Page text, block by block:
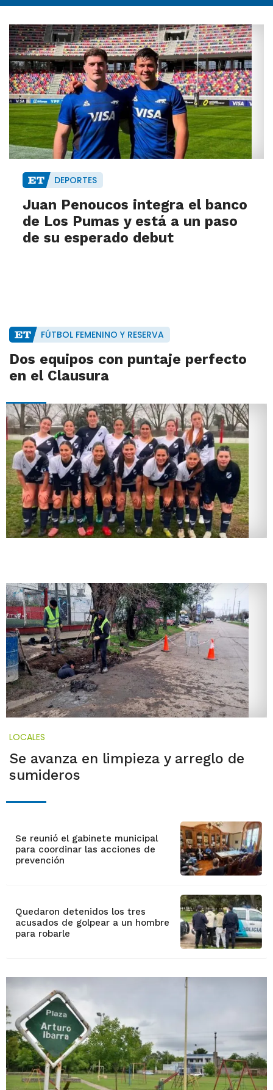
DEPORTES
Juan Penoucos integra el banco
de Los Pumas y está a un paso
de su esperado debut
FÚTBOL FEMENINO Y RESERVA
Dos equipos con puntaje perfecto
en el Clausura
LOCALES
Se avanza en limpieza y arreglo de
sumideros
Se reunió el gabinete municipal
para coordinar las acciones de
prevención
Quedaron detenidos los tres
acusados de golpear a un hombre
para robarle